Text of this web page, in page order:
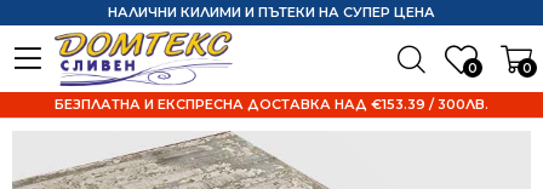
0 0
НАЛИЧНИ КИЛИМИ И ПЪТЕКИ НА СУПЕР ЦЕНА
БЕЗПЛАТНА И ЕКСПРЕСНА ДОСТАВКА НАД €153.39 / 300ЛВ.